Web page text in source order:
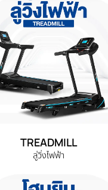
TREADMILL
ลู่วิ่งไฟฟ้า